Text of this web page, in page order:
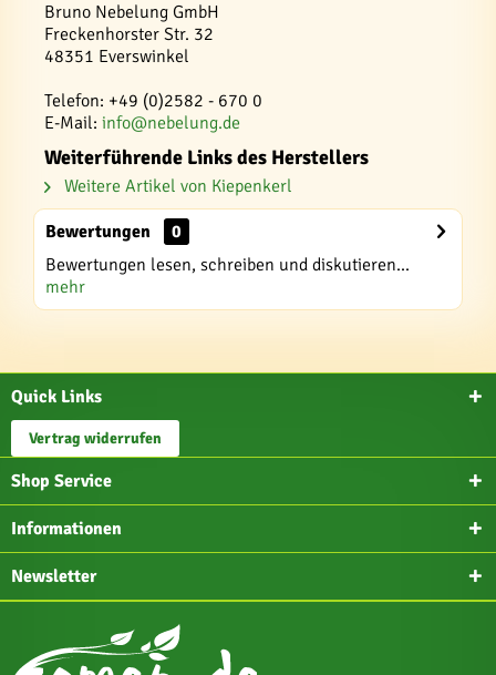
Bruno Nebelung GmbH
Freckenhorster Str. 32
48351 Everswinkel
Telefon: +49 (0)2582 - 670 0
E-Mail: info@nebelung.de
Weiterführende Links des Herstellers
Weitere Artikel von Kiepenkerl
Bewertungen
0
Bewertungen lesen, schreiben und diskutieren...
mehr
Quick Links
Vertrag widerrufen
Shop Service
Informationen
Newsletter